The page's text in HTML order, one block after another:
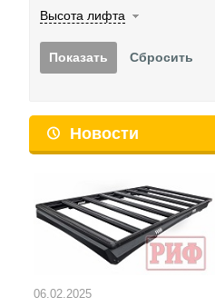
Высота лифта
Новости
06.02.2025